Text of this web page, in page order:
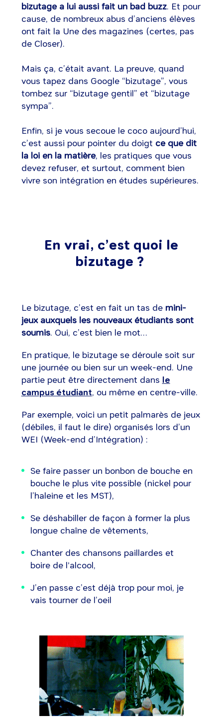
bizutage a lui aussi fait un bad buzz. Et pour
cause, de nombreux abus d’anciens élèves
ont fait la Une des magazines (certes, pas
de Closer).
Mais ça, c’était avant. La preuve, quand
vous tapez dans Google “bizutage”, vous
tombez sur “bizutage gentil” et “bizutage
sympa”.
Enfin, si je vous secoue le coco aujourd’hui,
c’est aussi pour pointer du doigt ce que dit
la loi en la matière, les pratiques que vous
devez refuser, et surtout, comment bien
vivre son intégration en études supérieures.
En vrai, c’est quoi le
bizutage ?
Le bizutage, c’est en fait un tas de mini-
jeux auxquels les nouveaux étudiants sont
soumis. Oui, c’est bien le mot…
En pratique, le bizutage se déroule soit sur
une journée ou bien sur un week-end. Une
partie peut être directement dans le
campus étudiant, ou même en centre-ville.
Par exemple, voici un petit palmarès de jeux
(débiles, il faut le dire) organisés lors d’un
WEI (Week-end d’Intégration) :
Se faire passer un bonbon de bouche en
bouche le plus vite possible (nickel pour
l’haleine et les MST),
Se déshabiller de façon à former la plus
longue chaîne de vêtements,
Chanter des chansons paillardes et
boire de l'alcool,
J’en passe c’est déjà trop pour moi, je
vais tourner de l’oeil